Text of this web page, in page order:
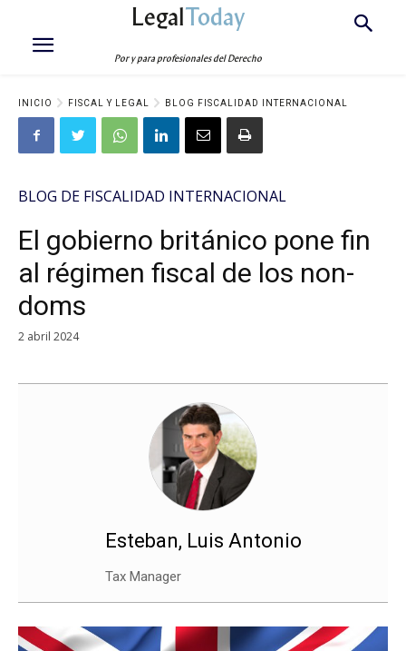
LegalToday
Por y para profesionales del Derecho
INICIO FISCAL Y LEGAL BLOG FISCALIDAD INTERNACIONAL
BLOG DE FISCALIDAD INTERNACIONAL
El gobierno británico pone fin
al régimen fiscal de los non-
doms
2 abril 2024
Esteban, Luis Antonio
Tax Manager